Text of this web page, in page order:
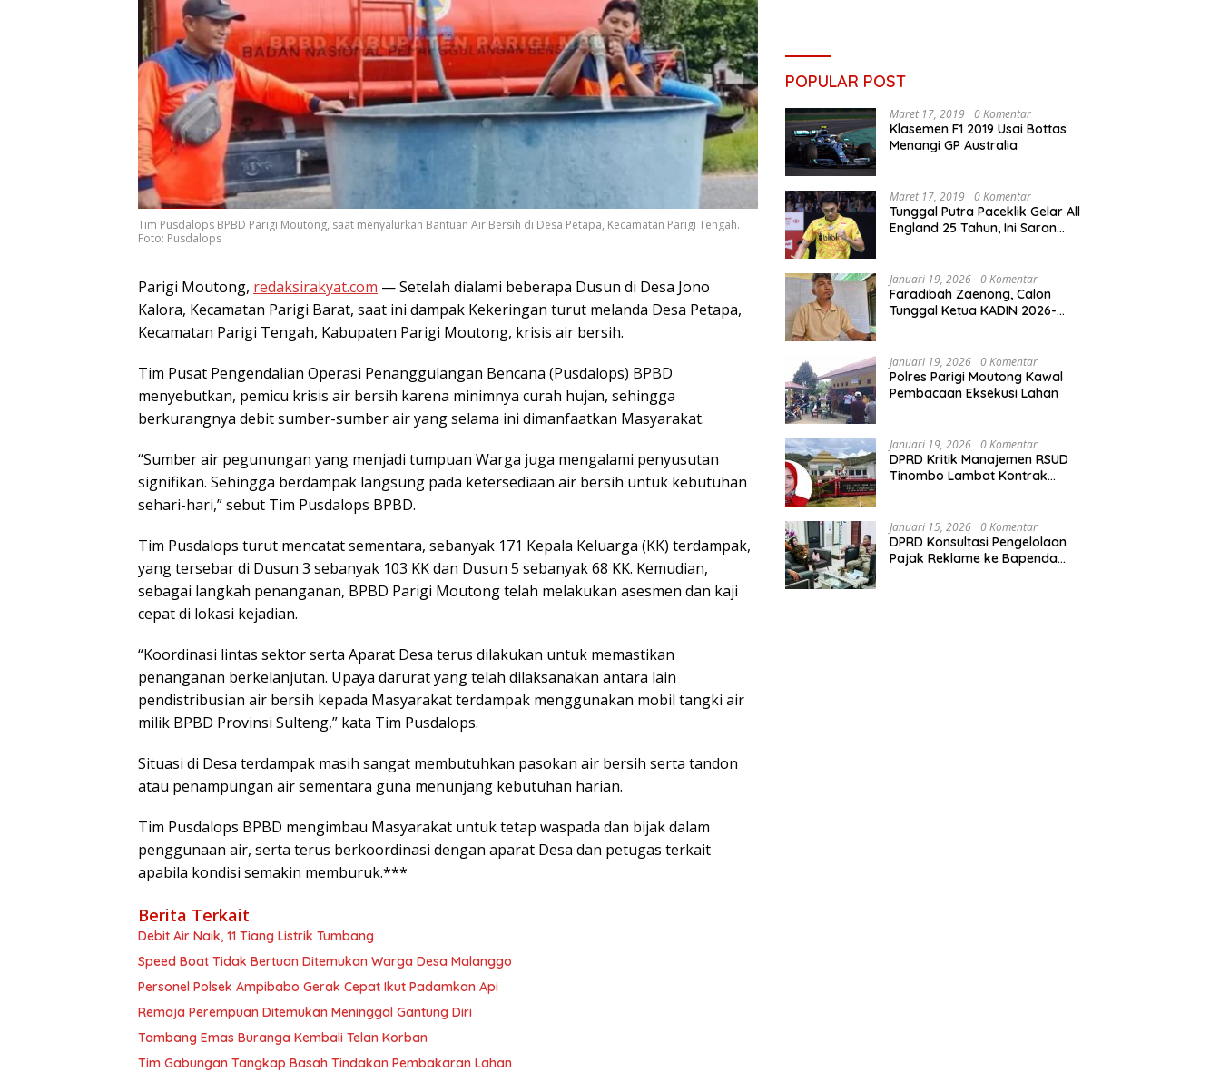
Tim Pusdalops BPBD Parigi Moutong, saat menyalurkan Bantuan Air Bersih di Desa Petapa, Kecamatan Parigi Tengah.
Foto: Pusdalops
Parigi Moutong, redaksirakyat.com — Setelah dialami beberapa Dusun di Desa Jono
Kalora, Kecamatan Parigi Barat, saat ini dampak Kekeringan turut melanda Desa Petapa,
Kecamatan Parigi Tengah, Kabupaten Parigi Moutong, krisis air bersih.
Tim Pusat Pengendalian Operasi Penanggulangan Bencana (Pusdalops) BPBD
menyebutkan, pemicu krisis air bersih karena minimnya curah hujan, sehingga
berkurangnya debit sumber-sumber air yang selama ini dimanfaatkan Masyarakat.
“Sumber air pegunungan yang menjadi tumpuan Warga juga mengalami penyusutan
signifikan. Sehingga berdampak langsung pada ketersediaan air bersih untuk kebutuhan
sehari-hari,” sebut Tim Pusdalops BPBD.
Tim Pusdalops turut mencatat sementara, sebanyak 171 Kepala Keluarga (KK) terdampak,
yang tersebar di Dusun 3 sebanyak 103 KK dan Dusun 5 sebanyak 68 KK. Kemudian,
sebagai langkah penanganan, BPBD Parigi Moutong telah melakukan asesmen dan kaji
cepat di lokasi kejadian.
“Koordinasi lintas sektor serta Aparat Desa terus dilakukan untuk memastikan
penanganan berkelanjutan. Upaya darurat yang telah dilaksanakan antara lain
pendistribusian air bersih kepada Masyarakat terdampak menggunakan mobil tangki air
milik BPBD Provinsi Sulteng,” kata Tim Pusdalops.
Situasi di Desa terdampak masih sangat membutuhkan pasokan air bersih serta tandon
atau penampungan air sementara guna menunjang kebutuhan harian.
Tim Pusdalops BPBD mengimbau Masyarakat untuk tetap waspada dan bijak dalam
penggunaan air, serta terus berkoordinasi dengan aparat Desa dan petugas terkait
apabila kondisi semakin memburuk.***
Berita Terkait
Debit Air Naik, 11 Tiang Listrik Tumbang
Speed Boat Tidak Bertuan Ditemukan Warga Desa Malanggo
Personel Polsek Ampibabo Gerak Cepat Ikut Padamkan Api
Remaja Perempuan Ditemukan Meninggal Gantung Diri
Tambang Emas Buranga Kembali Telan Korban
Tim Gabungan Tangkap Basah Tindakan Pembakaran Lahan
POPULAR POST
Maret 17, 2019 0 Komentar
Klasemen F1 2019 Usai Bottas
Menangi GP Australia
Maret 17, 2019 0 Komentar
Tunggal Putra Paceklik Gelar All
England 25 Tahun, Ini Saran
Januari 19, 2026 0 Komentar
Faradibah Zaenong, Calon
Tunggal Ketua KADIN 2026-
Januari 19, 2026 0 Komentar
Polres Parigi Moutong Kawal
Pembacaan Eksekusi Lahan
Januari 19, 2026 0 Komentar
DPRD Kritik Manajemen RSUD
Tinombo Lambat Kontrak
Januari 15, 2026 0 Komentar
DPRD Konsultasi Pengelolaan
Pajak Reklame ke Bapenda